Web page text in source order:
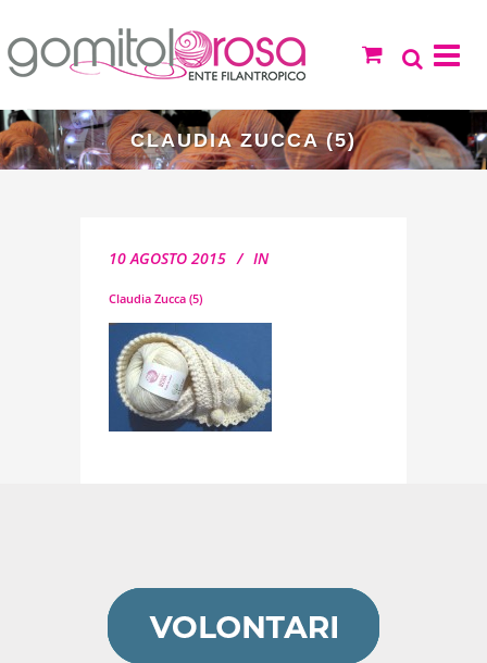
CLAUDIA ZUCCA (5)
10 AGOSTO 2015 IN
Claudia Zucca (5)